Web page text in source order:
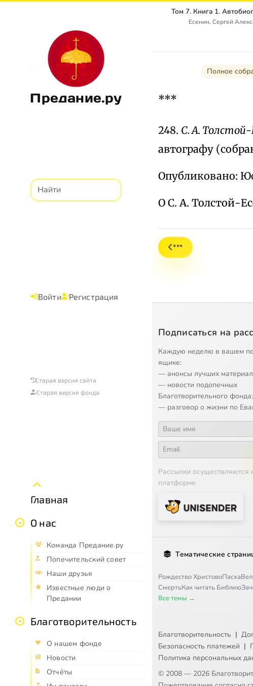
Предание.ру
Войти Регистрация
Старая версия сайта
Старая версия фонда
Главная
О нас
Команда Предание.ру
Попечительский совет
Наши друзья
Известные люди о
Предании
Благотворительность
О нашем фонде
Новости
Отчёты
Есенин, Сергей
Полное
***
248. С. А. Толстой-
автографу
Опубликовано:
О С. А. Толстой-
***
Подписаться на
Каждую неделю в вашем
ящике:
— анонсы лучших
— новости подопечных
Благотворительного фонда;
— разговор о жизни по
Рассылки осуществляются
платформе
Тематические
Рождество ХристовоПасха
СмертьКак читать Библию
Все темы →
Благотворительность |
Безопасность платежей |
Политика персональных
© 2008 — 2026